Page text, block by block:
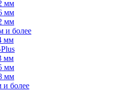
мм
мм
мм
и более
мм
мм
мм
мм
и более